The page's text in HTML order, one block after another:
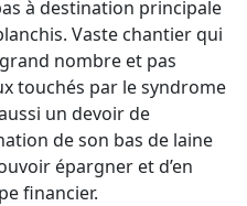
à destination principale
Vaste chantier qui
nombre et pas
touchés par le syndrome
un devoir de
de son bas de laine
épargner et d’en
financier.